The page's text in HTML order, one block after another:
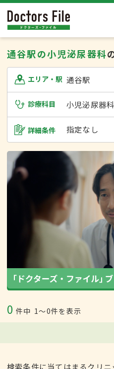
通谷駅の小児泌尿器科
エリア・駅 通谷駅
診療科目 小児泌尿器科
詳細条件 指定なし
0 件中 1〜0件を表示
検索条件に当てはまるクリ